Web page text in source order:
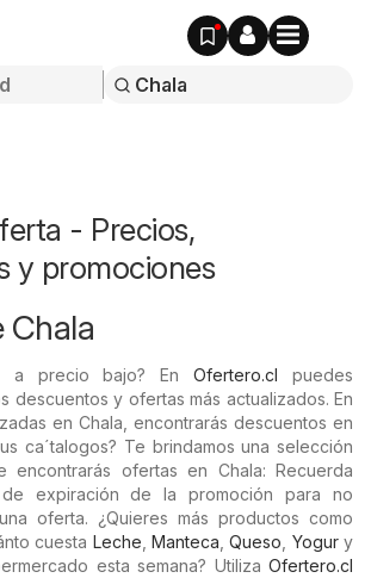
- Precios,
y promociones
Chala
a precio bajo? EnOfertero.cl puedes
descuentos y ofertas más actualizados. En
en Chala, encontrarás descuentos en
ca´talogos? Te brindamos una selección
encontrarás ofertas en Chala: Recuerda
expiración de la promoción para no
oferta. ¿Quieres más productos como
cuesta Leche Manteca ,Queso Yogury
esta semana? Utiliza Ofertero.cl